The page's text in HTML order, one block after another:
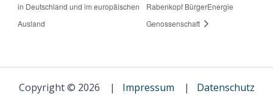
in Deutschland und im europäischen
Ausland
Rabenkopf BürgerEnergie
Genossenschaft
Copyright © 2026 | Impressum | Datenschutz